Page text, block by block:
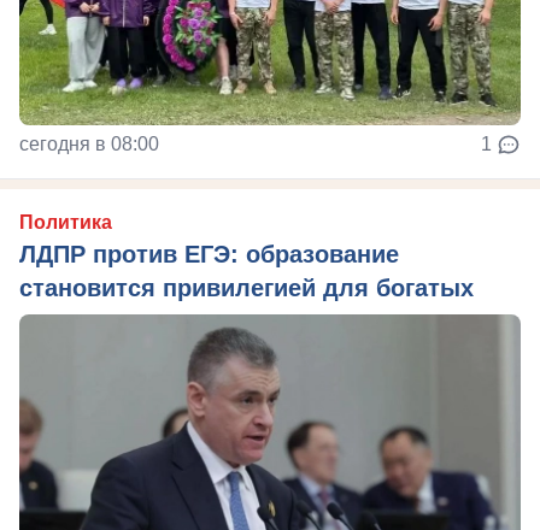
сегодня в 08:00 1
Политика
ЛДПР против ЕГЭ: образование
становится привилегией для богатых